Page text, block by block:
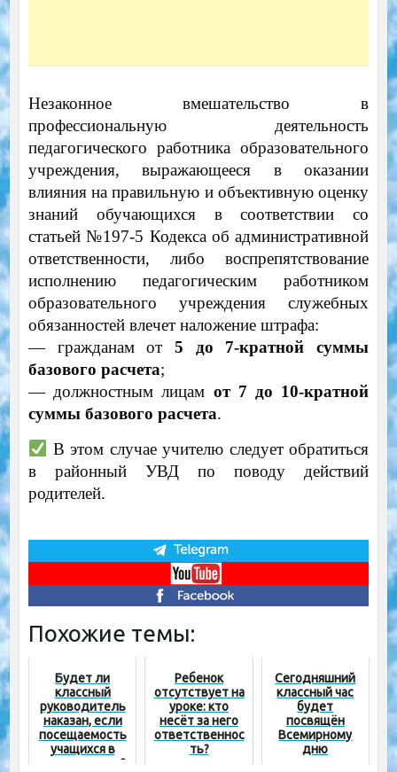
Незаконное вмешательство в
профессиональную деятельность
педагогического работника образовательного
учреждения, выражающееся в оказании
влияния на правильную и объективную оценку
знаний обучающихся в соответствии со
статьей №197-5 Кодекса об административной
ответственности, либо воспрепятствование
исполнению педагогическим работником
образовательного учреждения служебных
обязанностей влечет наложение штрафа:
— гражданам от 5 до 7-кратной суммы
базового расчета;
— должностным лицам от 7 до 10-кратной
суммы базового расчета.
В этом случае учителю следует обратиться
в районный УВД по поводу действий
родителей.
Похожие темы:
Будет ли
классный
руководитель
наказан, если
посещаемость
учащихся в
классе низкая?
Ребенок
отсутствует на
уроке: кто
несёт за него
ответственнос
ть?
Сегодняшний
классный час
будет
посвящён
Всемирному
дню